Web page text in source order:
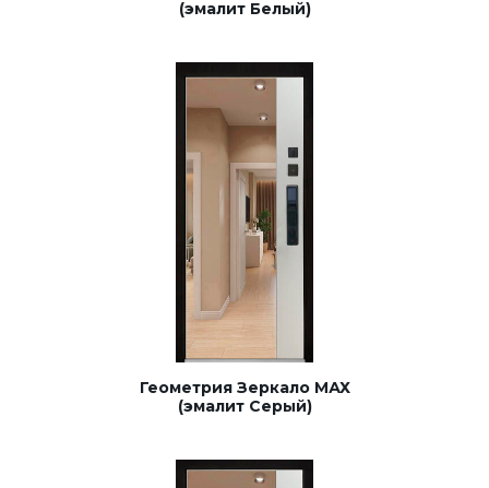
(эмалит Белый)
Геометрия Зеркало МАХ
(эмалит Серый)